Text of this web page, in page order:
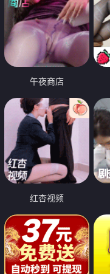
午夜商店
红杏视频